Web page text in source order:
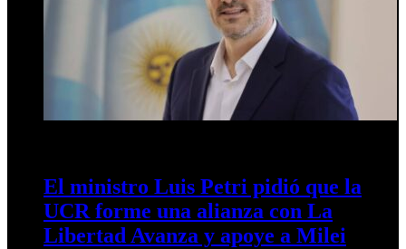
El ministro Luis Petri pidió que la
UCR forme una alianza con La
Libertad Avanza y apoye a Milei